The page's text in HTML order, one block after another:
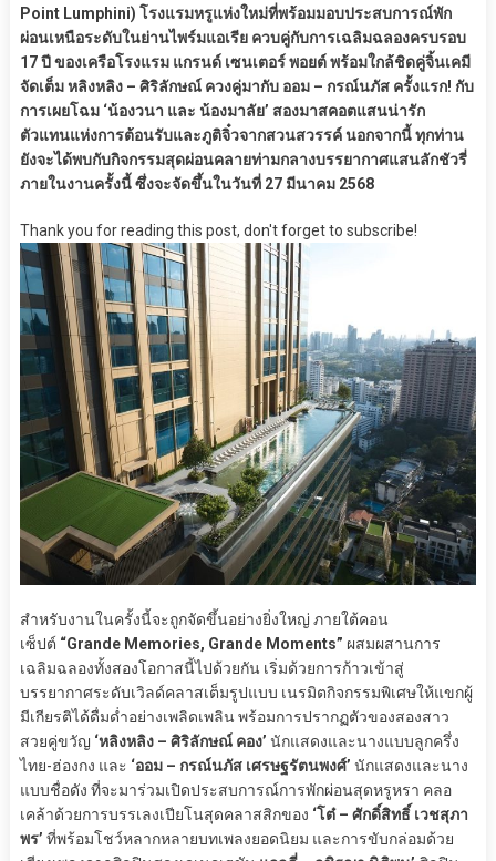
Point Lumphini) โรงแรมหรูแห่งใหม่ที่พร้อมมอบประสบการณ์พัก
ผ่อนเหนือระดับในย่านไพร์มแอเรีย ควบคู่กับการเฉลิมฉลองครบรอบ
17 ปี ของเครือโรงแรม แกรนด์ เซนเตอร์ พอยต์ พร้อมใกล้ชิดคู่จิ้นเคมี
จัดเต็ม หลิงหลิง – ศิริลักษณ์ ควงคู่มากับ ออม – กรณ์นภัส ครั้งแรก! กับ
การเผยโฉม ‘น้องวนา และ น้องมาลัย’ สองมาสคอตแสนน่ารัก
ตัวแทนแห่งการต้อนรับและภูติจิ๋วจากสวนสวรรค์ นอกจากนี้ ทุกท่าน
ยังจะได้พบกับกิจกรรมสุดผ่อนคลายท่ามกลางบรรยากาศแสนลักชัวรี่
ภายในงานครั้งนี้ ซึ่งจะจัดขึ้นในวันที่ 27 มีนาคม 2568
Thank you for reading this post, don't forget to subscribe!
สำหรับงานในครั้งนี้จะถูกจัดขึ้นอย่างยิ่งใหญ่ ภายใต้คอน
เซ็ปต์ “Grande Memories, Grande Moments” ผสมผสานการ
เฉลิมฉลองทั้งสองโอกาสนี้ไปด้วยกัน เริ่มด้วยการก้าวเข้าสู่
บรรยากาศระดับเวิลด์คลาสเต็มรูปแบบ เนรมิตกิจกรรมพิเศษให้แขกผู้
มีเกียรติได้ดื่มด่ำอย่างเพลิดเพลิน พร้อมการปรากฏตัวของสองสาว
สวยคู่ขวัญ ‘หลิงหลิง – ศิริลักษณ์ คอง’ นักแสดงและนางแบบลูกครึ่ง
ไทย-ฮ่องกง และ ‘ออม – กรณ์นภัส เศรษฐรัตนพงศ์’ นักแสดงและนาง
แบบชื่อดัง ที่จะมาร่วมเปิดประสบการณ์การพักผ่อนสุดหรูหรา คลอ
เคล้าด้วยการบรรเลงเปียโนสุดคลาสสิกของ ‘โต๋ – ศักดิ์สิทธิ์ เวชสุภา
พร’ ที่พร้อมโชว์หลากหลายบทเพลงยอดนิยม และการขับกล่อมด้วย